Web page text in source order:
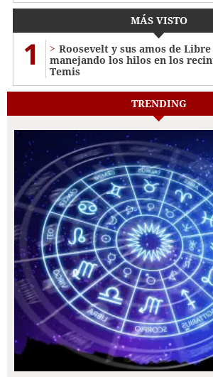
MÁS VISTO
1
Roosevelt y sus amos de
manejando los hilos en los
Temis
TRENDING